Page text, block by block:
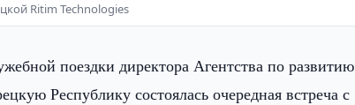
Ritim Technologies
поездки директора Агентства по развитию
Республику состоялась очередная встреча с